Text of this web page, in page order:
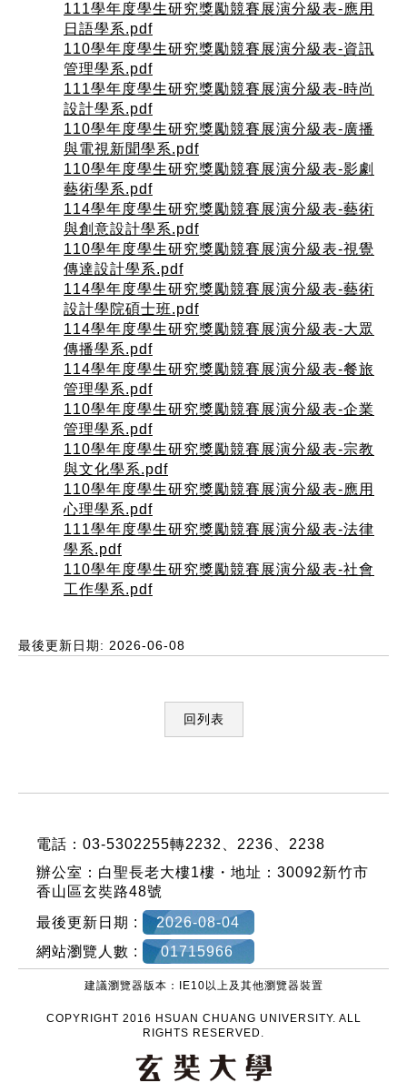
111學年度學生研究獎勵競賽展演分級表-應用
日語學系.pdf
110學年度學生研究獎勵競賽展演分級表-資訊
管理學系.pdf
111學年度學生研究獎勵競賽展演分級表-時尚
設計學系.pdf
110學年度學生研究獎勵競賽展演分級表-廣播
與電視新聞學系.pdf
110學年度學生研究獎勵競賽展演分級表-影劇
藝術學系.pdf
114學年度學生研究獎勵競賽展演分級表-藝術
與創意設計學系.pdf
110學年度學生研究獎勵競賽展演分級表-視覺
傳達設計學系.pdf
114學年度學生研究獎勵競賽展演分級表-藝術
設計學院碩士班.pdf
114學年度學生研究獎勵競賽展演分級表-大眾
傳播學系.pdf
114學年度學生研究獎勵競賽展演分級表-餐旅
管理學系.pdf
110學年度學生研究獎勵競賽展演分級表-企業
管理學系.pdf
110學年度學生研究獎勵競賽展演分級表-宗教
與文化學系.pdf
110學年度學生研究獎勵競賽展演分級表-應用
心理學系.pdf
111學年度學生研究獎勵競賽展演分級表-法律
學系.pdf
110學年度學生研究獎勵競賽展演分級表-社會
工作學系.pdf
最後更新日期: 2026-06-08
回列表
電話：03-5302255轉2232、2236、2238
辦公室：白聖長老大樓1樓・地址：30092新竹市
香山區玄奘路48號
最後更新日期 :
2026-08-04
網站瀏覽人數 :
01715966
建議瀏覽器版本：IE10以上及其他瀏覽器裝置
COPYRIGHT 2016 HSUAN CHUANG UNIVERSITY. ALL
RIGHTS RESERVED.